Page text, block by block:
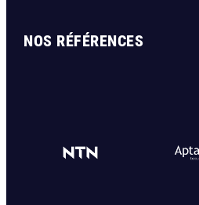
NOS RÉFÉRENCES